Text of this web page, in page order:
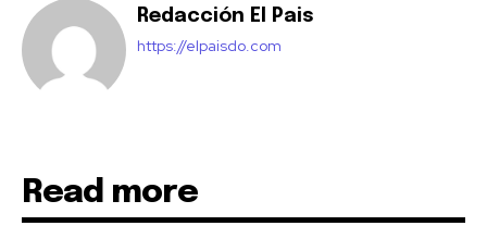
Redacción El Pais
https://elpaisdo.com
Read more